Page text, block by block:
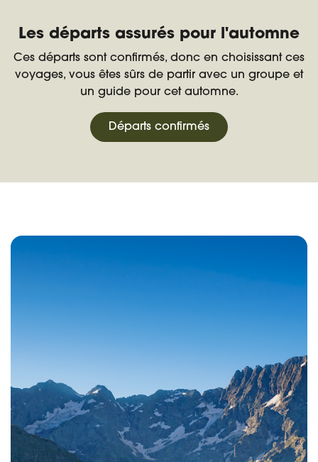
Les départs assurés pour l'automne
Ces départs sont confirmés, donc en choisissant ces
voyages, vous êtes sûrs de partir avec un groupe et
un guide pour cet automne.
Départs confirmés